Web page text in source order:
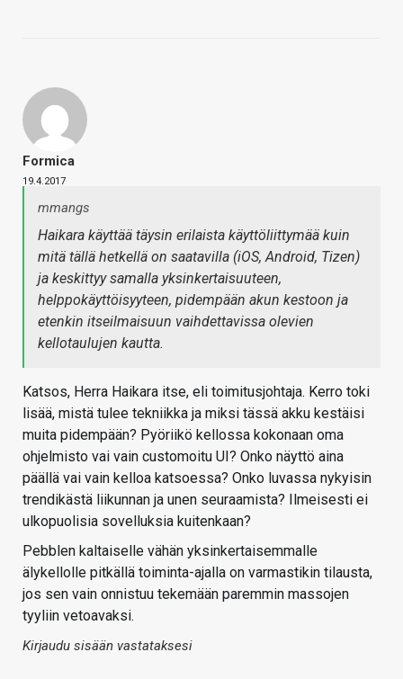
Formica
19.4.2017
mmangs
Haikara käyttää täysin erilaista käyttöliittymää kuin
mitä tällä hetkellä on saatavilla (iOS, Android, Tizen)
ja keskittyy samalla yksinkertaisuuteen,
helppokäyttöisyyteen, pidempään akun kestoon ja
etenkin itseilmaisuun vaihdettavissa olevien
kellotaulujen kautta.
Katsos, Herra Haikara itse, eli toimitusjohtaja. Kerro toki
lisää, mistä tulee tekniikka ja miksi tässä akku kestäisi
muita pidempään? Pyöriikö kellossa kokonaan oma
ohjelmisto vai vain customoitu UI? Onko näyttö aina
päällä vai vain kelloa katsoessa? Onko luvassa nykyisin
trendikästä liikunnan ja unen seuraamista? Ilmeisesti ei
ulkopuolisia sovelluksia kuitenkaan?
Pebblen kaltaiselle vähän yksinkertaisemmalle
älykellolle pitkällä toiminta-ajalla on varmastikin tilausta,
jos sen vain onnistuu tekemään paremmin massojen
tyyliin vetoavaksi.
Kirjaudu sisään vastataksesi